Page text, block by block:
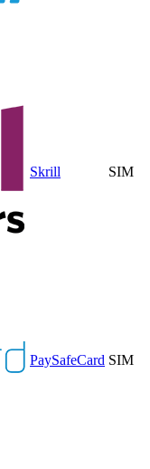
Skrill SIM
PaySafeCard SIM